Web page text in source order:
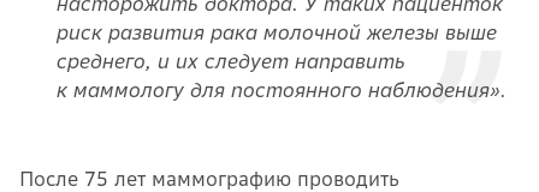
риск развития рака молочной железы выше
среднего, и их следует направить
к маммологу для постоянного наблюдения».
После 75 лет маммографию проводить